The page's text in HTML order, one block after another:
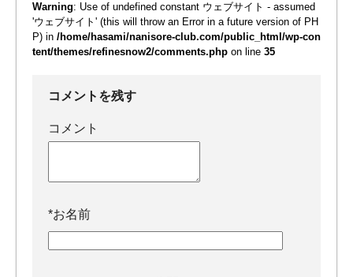
Warning: Use of undefined constant ウェブサイト - assumed
'ウェブサイト' (this will throw an Error in a future version of PH
P) in /home/hasami/nanisore-club.com/public_html/wp-con
tent/themes/refinesnow2/comments.php on line 35
コメントを残す
コメント
*お名前